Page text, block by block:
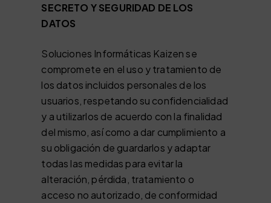
SECRETO Y SEGURIDAD DE LOS
DATOS
Soluciones Informáticas Kaizen se
compromete en el uso y tratamiento de
los datos incluidos personales de los
usuarios, respetando su confidencialidad
y a utilizarlos de acuerdo con la finalidad
del mismo, así como a dar cumplimiento a
su obligación de guardarlos y adaptar
todas las medidas para evitar la
alteración, pérdida, tratamiento o
acceso no autorizado, de conformidad